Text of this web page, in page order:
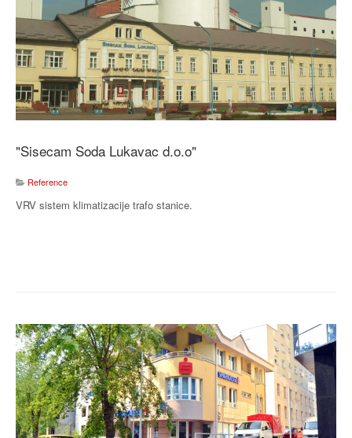
"Sisecam Soda Lukavac d.o.o"
Reference
VRV sistem klimatizacije trafo stanice.